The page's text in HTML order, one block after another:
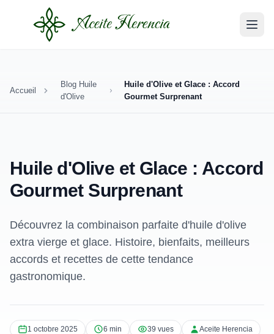
Accueil
Blog Huile
d'Olive
Huile d'Olive et Glace : Accord
Gourmet Surprenant
Huile d'Olive et Glace : Accord
Gourmet Surprenant
Découvrez la combinaison parfaite d'huile d'olive
extra vierge et glace. Histoire, bienfaits, meilleurs
accords et recettes de cette tendance
gastronomique.
1 octobre 2025 6 min 39 vues Aceite Herencia